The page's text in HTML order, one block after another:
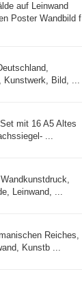
auf Leinwand
Poster Wandbild f
Kunstwerk, Bild, ...
mit 16 A5 Altes
...
Leinwand, ...
Reiches,
Kunstb ...